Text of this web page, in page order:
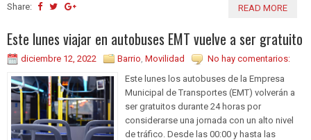
Share:
READ MORE
Este lunes viajar en autobuses EMT vuelve a ser gratuito
diciembre 12, 2022 Barrio Movilidad
No hay comentarios:
Este lunes los autobuses de la Empresa
Municipal de Transportes (EMT) volverán a
ser gratuitos durante 24 horas por
considerarse una jornada con un alto nivel
de tráfico. Desde las 00:00 y hasta las